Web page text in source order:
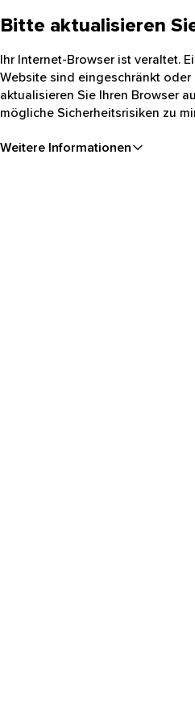
Bitte aktualisieren
Ihr Internet-Browser ist veraltet.
Website sind eingeschränkt oder
aktualisieren Sie Ihren Browser
mögliche Sicherheitsrisiken zu
Weitere Informationen